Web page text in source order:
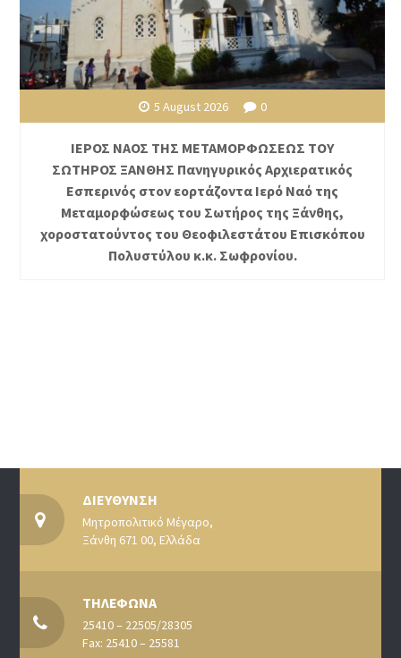
5 August 2026 0
ΙΕΡΟΣ ΝΑΟΣ ΤΗΣ ΜΕΤΑΜΟΡΦΩΣΕΩΣ ΤΟΥ
ΣΩΤΗΡΟΣ ΞΑΝΘΗΣ Πανηγυρικός Αρχιερατικός
Εσπερινός στον εορτάζοντα Ιερό Ναό της
Μεταμορφώσεως του Σωτήρος της Ξάνθης,
χοροστατούντος του Θεοφιλεστάτου Επισκόπου
Πολυστύλου κ.κ. Σωφρονίου.
ΔΙΕΥΘΥΝΣΗ
Μητροπολιτικό Μέγαρο,
Ξάνθη 671 00, Ελλάδα
ΤΗΛΕΦΩΝΑ
25410 – 22505/28305
Fax: 25410 – 25581